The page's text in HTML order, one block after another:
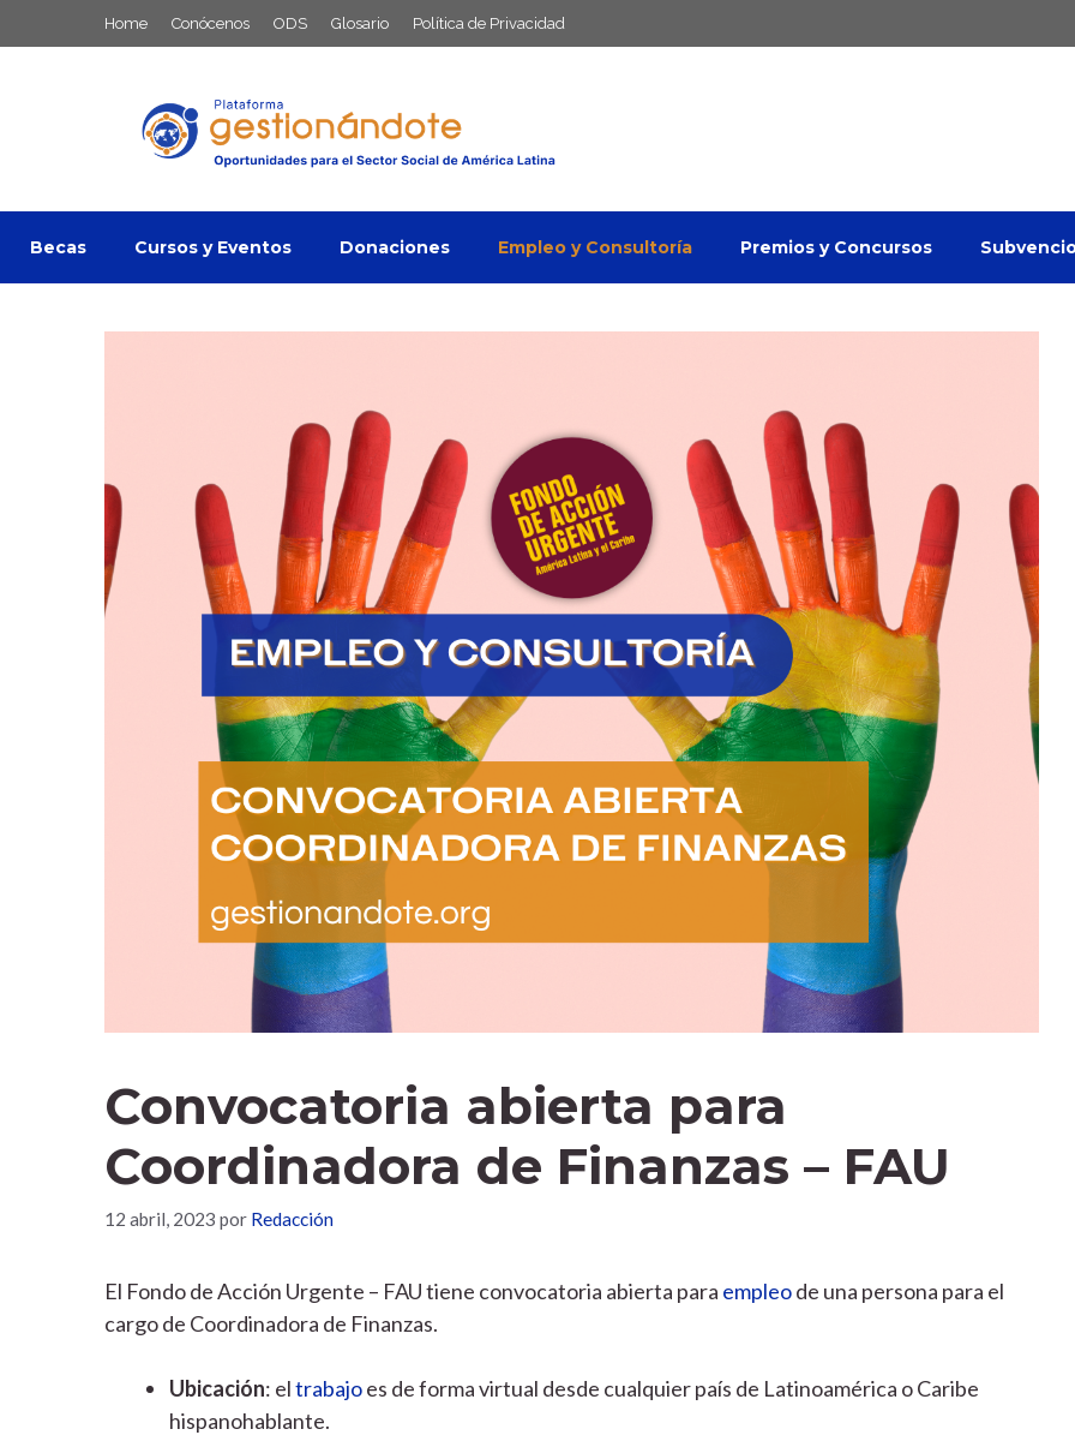
al
Home Conócenos ODS Glosario Política de Privacidad
Becas Cursos y Eventos Donaciones Empleo y Consultoría Premios y Concursos
Convocatoria abierta para
Coordinadora de Finanzas – FAU
12 abril, 2023 por Redacción
El Fondo de Acción Urgente – FAU tiene convocatoria abierta para empleode una persona para el
cargo de Coordinadora de Finanzas.
Ubicación: eltrabajoes de forma virtual desde cualquier país de Latinoamérica o Caribe
hispanohablante.